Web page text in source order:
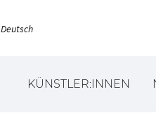
Deutsch
KÜNSTLER:INNEN